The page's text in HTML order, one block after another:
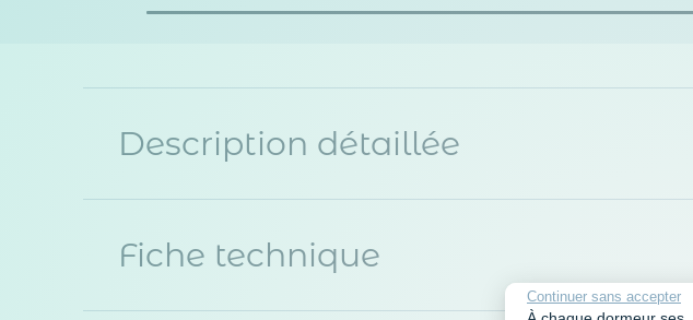
Continuer sans accepter
Description détaillée
Fiche technique